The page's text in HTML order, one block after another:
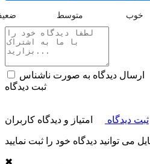
متوسط خوب
ارسال دیدگاه به صورت ناشناس
ثبت دیدگاه
ثبت دیدگاه امتیاز و دیدگاه کاربران
می توانید دیدگاه خود را ثبت نمایید
✖